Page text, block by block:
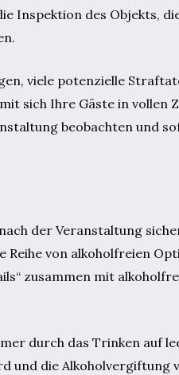
Inspektion des Objekts,
viele potenzielle
sich Ihre Gäste in vollen
beobachten und
der Veranstaltung
Reihe von alkoholfreien
zusammen mit
durch das Trinken auf
und die Alkoholvergiftung